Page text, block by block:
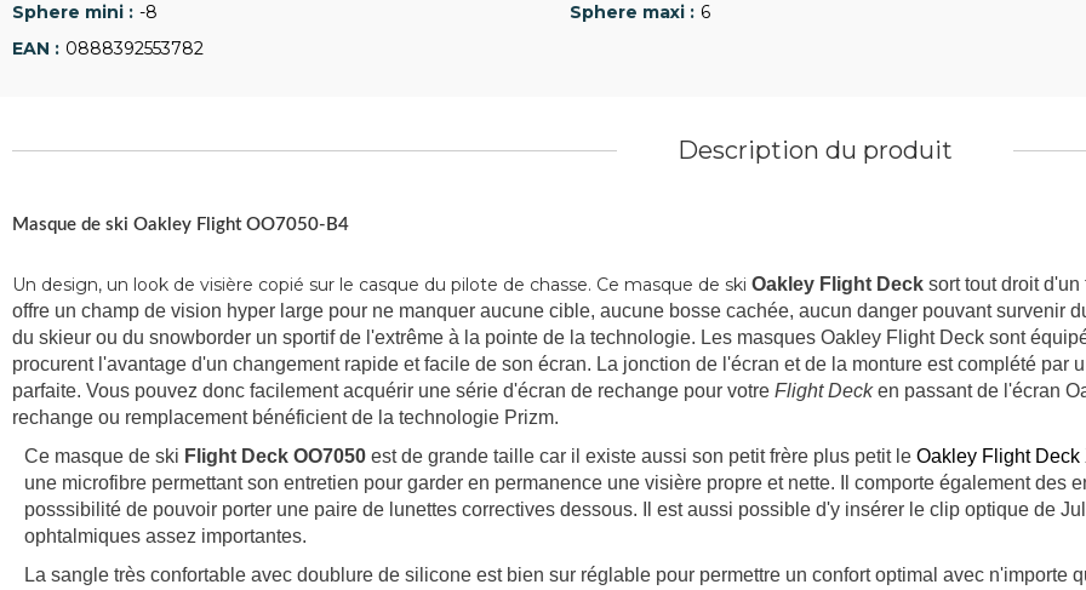
-8
6
0888392553782
Description du produit
Masque de ski Oakley Flight OO7050-B4
Un design, un look de visière copié sur le casque du pilote de chasse. Ce masque de ski Oakley Flight Deck sort tout droit
offre un champ de vision hyper large pour ne manquer aucune cible, aucune bosse cachée, aucun danger pouvant survenir
du skieur ou du snowborder un sportif de l'extrême à la pointe de la technologie. Les masques Oakley Flight Deck sont
procurent l'avantage d'un changement rapide et facile de son écran. La jonction de l'écran et de la monture est complété par
parfaite. Vous pouvez donc facilement acquérir une série d'écran de rechange pour votre Flight Decken passant de l'écran
rechange ou remplacement bénéficient de la technologie Prizm.
Ce masque de ski Flight Deck OO7050est de grande taille car il existe aussi son petit frère plus petit le Oakley Flight Deck
une microfibre permettant son entretien pour garder en permanence une visière propre et nette. Il comporte également des
posssibilité de pouvoir porter une paire de lunettes correctives dessous. Il est aussi possible d'y insérer le clip optique de
ophtalmiques assez importantes.
La sangle très confortable avec doublure de silicone est bien sur réglable pour permettre un confort optimal avec n'importe